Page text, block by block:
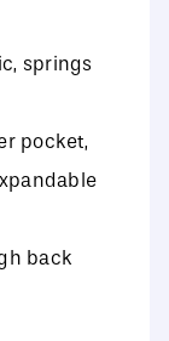
springs
pocket,
back